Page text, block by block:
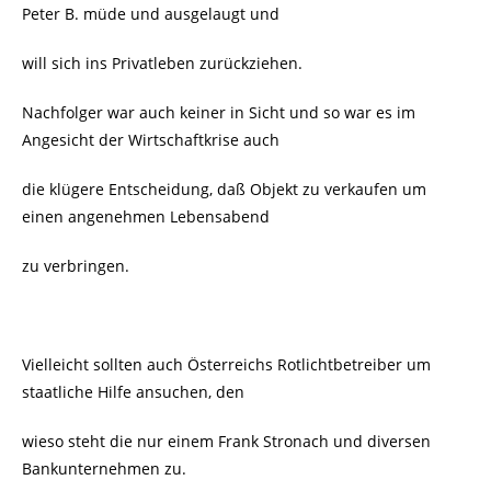
Peter B. müde und ausgelaugt und
will sich ins Privatleben zurückziehen.
Nachfolger war auch keiner in Sicht und so war es im
Angesicht der Wirtschaftkrise auch
die klügere Entscheidung, daß Objekt zu verkaufen um
einen angenehmen Lebensabend
zu verbringen.
Vielleicht sollten auch Österreichs Rotlichtbetreiber um
staatliche Hilfe ansuchen, den
wieso steht die nur einem Frank Stronach und diversen
Bankunternehmen zu.